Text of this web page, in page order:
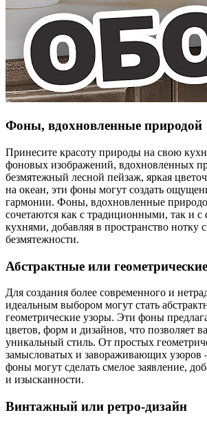
Фоны, вдохновленные природой
Принесите красоту природы на свою
фоновых изображений, вдохновленных
безмятежный лесной пейзаж, яркая
на океан, эти фоны могут создать
гармонии. Фоны, вдохновленные
сочетаются как с традиционными, так и
кухнями, добавляя в пространство нотку
безмятежности.
Абстрактные или
Для создания более современного и
идеальным выбором могут стать
геометрические узоры. Эти фоны
цветов, форм и дизайнов, что позволяет
уникальный стиль. От простых
замысловатых и завораживающих узоров
фоны могут сделать смелое заявление,
и изысканности.
Винтажный или ретро-дизайн